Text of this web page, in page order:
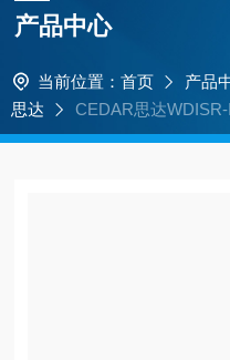
产品中心
当前位置： 首页 产品
思达
CEDAR思达
仪